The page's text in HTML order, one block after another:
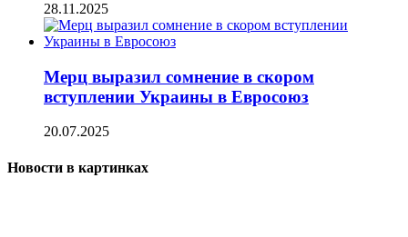
28.11.2025
Мерц выразил сомнение в скором
вступлении Украины в Евросоюз
20.07.2025
Новости в картинках